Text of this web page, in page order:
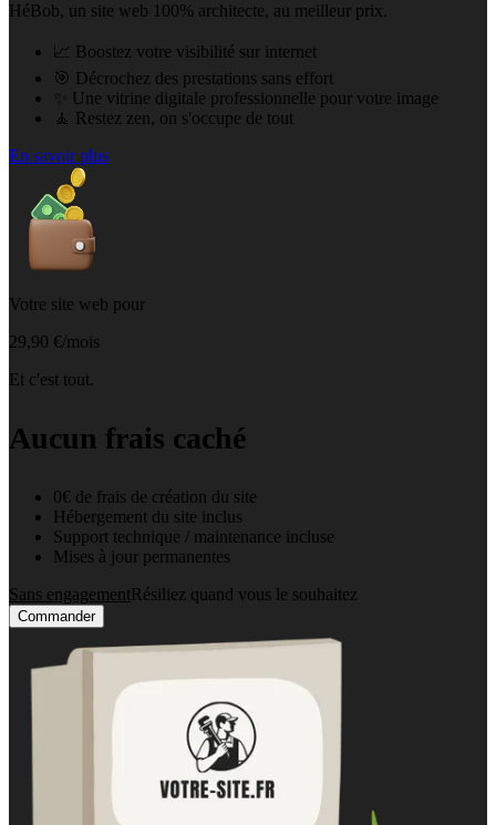
HéBob, un site web 100% architecte, au meilleur prix.
📈 Boostez votre visibilité sur internet
🎯 Décrochez des prestations sans effort
✨ Une vitrine digitale professionnelle pour votre image
🧘 Restez zen, on s'occupe de tout
En savoir plus
Votre site web pour
29,90 €/mois
Et c'est tout.
Aucun frais caché
0€ de frais de création du site
Hébergement du site inclus
Support technique / maintenance incluse
Mises à jour permanentes
Sans engagementRésiliez quand vous le souhaitez
Commander